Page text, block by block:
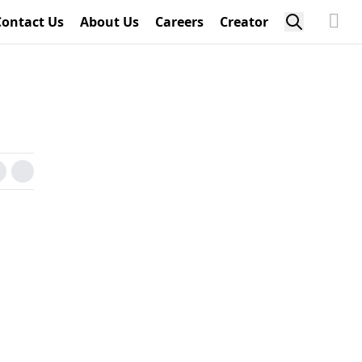
Us About Us Careers Creator